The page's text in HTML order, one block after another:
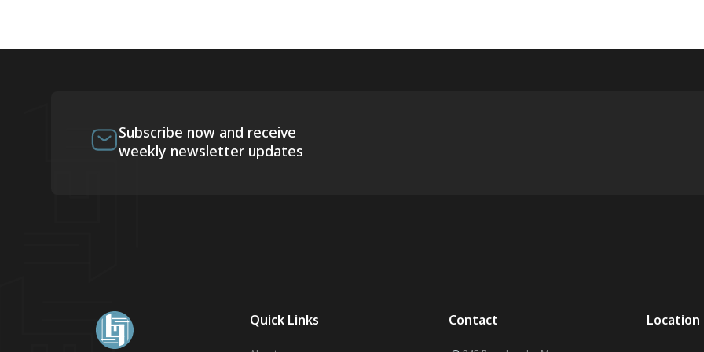
Subscribe now and receive
weekly newsletter updates
Quick Links Contact Location